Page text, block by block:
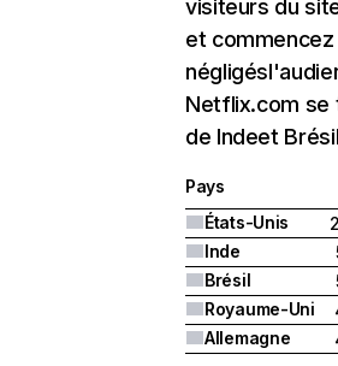
visiteurs du
et
Netflix.com se
de Indeet
Pays
États-Unis
Inde
Brésil
Royaume-Uni
Allemagne